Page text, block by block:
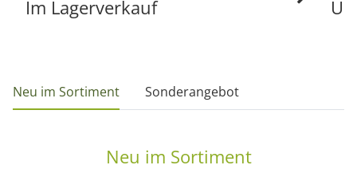
Im Lagerverkauf
Neu im Sortiment Sonderangebot
Neu im Sortiment